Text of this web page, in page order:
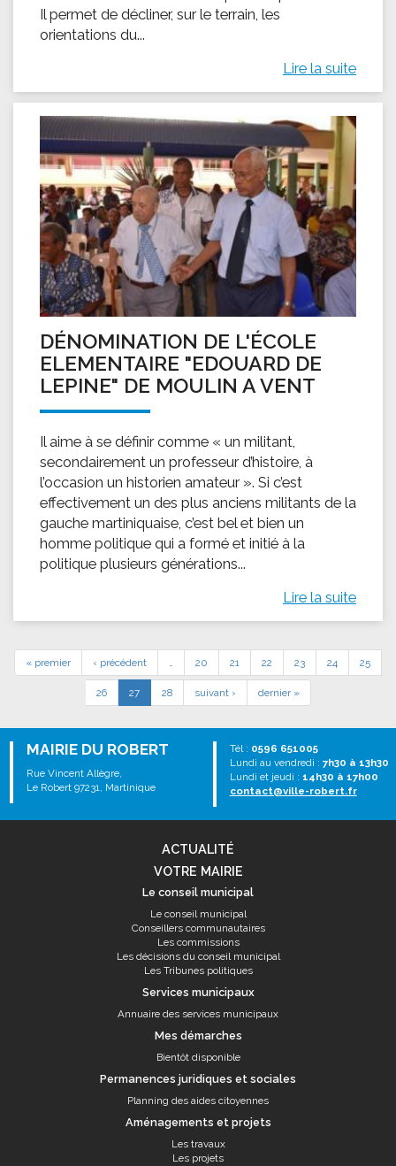
Il permet de décliner, sur le terrain, les
orientations du...
Lire la suite
DÉNOMINATION DE L'ÉCOLE
ELEMENTAIRE "EDOUARD DE
LEPINE" DE MOULIN A VENT
Il aime à se définir comme « un militant,
secondairement un professeur d’histoire, à
l’occasion un historien amateur ». Si c’est
effectivement un des plus anciens militants de la
gauche martiniquaise, c’est bel et bien un
homme politique qui a formé et initié à la
politique plusieurs générations...
Lire la suite
« premier ‹ précédent … 20 21 22 23 24 25
26 27 28 suivant › dernier »
MAIRIE DU ROBERT
Rue Vincent Allègre,
Le Robert 97231, Martinique
Tél : 0596 651005
Lundi au vendredi : 7h30 à 13h30
Lundi et jeudi : 14h30 à 17h00
contact@ville-robert.fr
ACTUALITÉ
VOTRE MAIRIE
Le conseil municipal
Le conseil municipal
Conseillers communautaires
Les commissions
Les décisions du conseil municipal
Les Tribunes politiques
Services municipaux
Annuaire des services municipaux
Mes démarches
Bientôt disponible
Permanences juridiques et sociales
Planning des aides citoyennes
Aménagements et projets
Les travaux
Les projets